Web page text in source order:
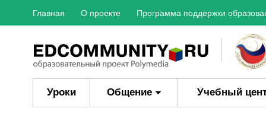
Главная О проекте Программа поддержки
Уроки Общение Учебный